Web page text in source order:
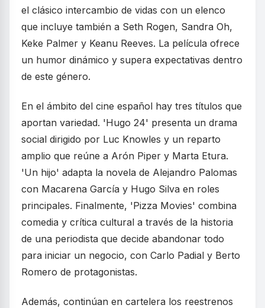
el clásico intercambio de vidas con un elenco
que incluye también a Seth Rogen, Sandra Oh,
Keke Palmer y Keanu Reeves. La película ofrece
un humor dinámico y supera expectativas dentro
de este género.
En el ámbito del cine español hay tres títulos que
aportan variedad. 'Hugo 24' presenta un drama
social dirigido por Luc Knowles y un reparto
amplio que reúne a Arón Piper y Marta Etura.
'Un hijo' adapta la novela de Alejandro Palomas
con Macarena García y Hugo Silva en roles
principales. Finalmente, 'Pizza Movies' combina
comedia y crítica cultural a través de la historia
de una periodista que decide abandonar todo
para iniciar un negocio, con Carlo Padial y Berto
Romero de protagonistas.
Además, continúan en cartelera los reestrenos